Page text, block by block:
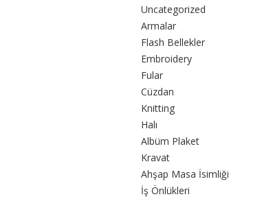
Uncategorized
Armalar
Flash Bellekler
Embroidery
Fular
Cüzdan
Knitting
Halı
Albüm Plaket
Kravat
Ahşap Masa İsimliği
İş Önlükleri